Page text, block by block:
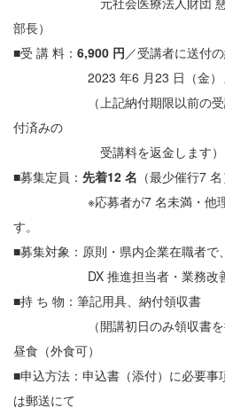
部長）
■受 講 料： 6,900 円／受講者に送付の
2023 年6 月23 日（金）まで
（上記納付期限以前の受講
付済みの
受講料を返金します）
■募集定員： 先着12 名 （最少催行7 名
※応募者が7 名未満・他理由
す。
■募集対象：原則・県内企業在職者で
DX 推進担当者・業務改善担
■持 ち 物：筆記用具、納付領収書
（開講初日のみ領収書を拝見
昼食（外食可）
■申込方法：申込書（添付）に必要事
は郵送にて